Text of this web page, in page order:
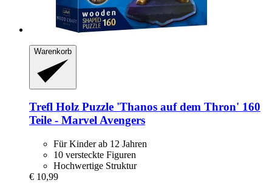
Warenkorb
Trefl Holz Puzzle 'Thanos auf dem Thron' 160
Teile -​ Marvel Avengers
Für Kinder ab 12 Jahren
10 versteckte Figuren
Hochwertige Struktur
€ 10,99